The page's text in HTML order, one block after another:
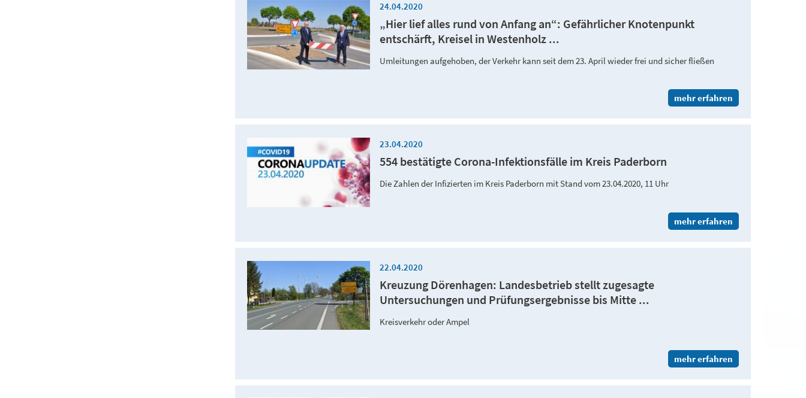
24.04.2020
„Hier lief alles rund von Anfang an“: Gefährlicher Knotenpunkt
entschärft, Kreisel in Westenholz ...
Umleitungen aufgehoben, der Verkehr kann seit dem 23. April wieder frei und sicher fließen
mehr erfahren
23.04.2020
554 bestätigte Corona-Infektionsfälle im Kreis Paderborn
Die Zahlen der Infizierten im Kreis Paderborn mit Stand vom 23.04.2020, 11 Uhr
mehr erfahren
22.04.2020
Kreuzung Dörenhagen: Landesbetrieb stellt zugesagte
Untersuchungen und Prüfungsergebnisse bis Mitte ...
Kreisverkehr oder Ampel
mehr erfahren